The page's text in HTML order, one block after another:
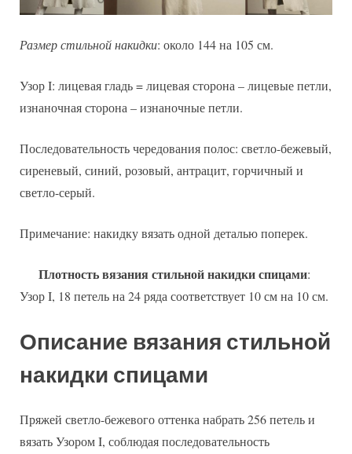
Размер стильной накидки: около 144 на 105 см.
Узор I: лицевая гладь = лицевая сторона – лицевые петли,
изнаночная сторона – изнаночные петли.
Последовательность чередования полос: светло-бежевый,
сиреневый, синий, розовый, антрацит, горчичный и
светло-серый.
Примечание: накидку вязать одной деталью поперек.
Плотность вязания стильной накидки спицами:
Узор I, 18 петель на 24 ряда соответствует 10 см на 10 см.
Описание вязания стильной
накидки спицами
Пряжей светло-бежевого оттенка набрать 256 петель и
вязать Узором I, соблюдая последовательность